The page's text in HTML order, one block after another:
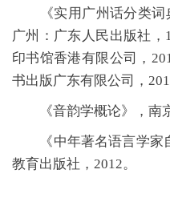
《实用广州话分类词
广州：广东人民出版社
印书馆香港有限公司，
书出版广东有限公司，
《音韵学概论》，南京
《中年著名语言学家
教育出版社，2012。